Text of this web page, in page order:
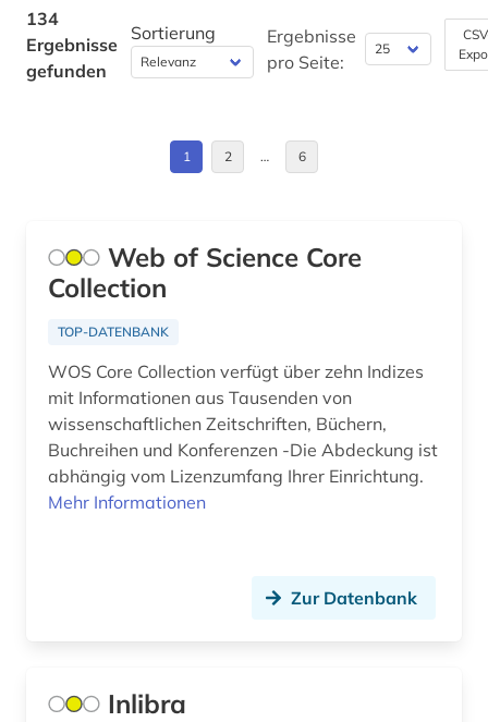
kommunikationswissenschaft (1)
kongress (1)
koptologie (1)
kultur (3)
kunstgeschichte (1)
kunstwissenschaft (1)
künste (1)
litauen (1)
Litauen (1)
Moldawien (1)
Ostasien (1)
Osteuropa (1)
Palaestina (1)
Russland, Sowjetunion (5)
Suedostasien (1)
Suedosteuropa (1)
134
Ergebnisse
gefunden
Sortierung
Ergebnisse
pro Seite:
1 2 … 6
Web of Science Core
Collection
TOP-DATENBANK
WOS Core Collection verfügt über zehn Indizes
mit Informationen aus Tausenden von
wissenschaftlichen Zeitschriften, Büchern,
Buchreihen und Konferenzen -Die Abdeckung ist
abhängig vom Lizenzumfang Ihrer Einrichtung.
Mehr Informationen
Zur Datenbank
Inlibra